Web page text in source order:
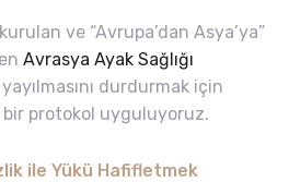
ve “Avrupa’dan Asya’ya”
Avrasya Ayak Sağlığı
durdurmak için
protokol uyguluyoruz.
ile Yükü Hafifletmek